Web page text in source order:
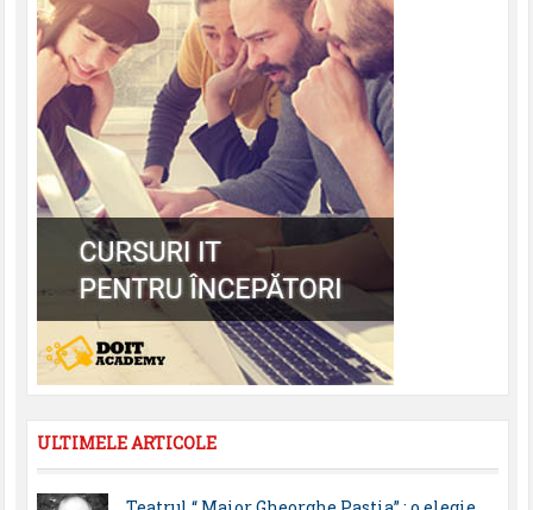
ULTIMELE ARTICOLE